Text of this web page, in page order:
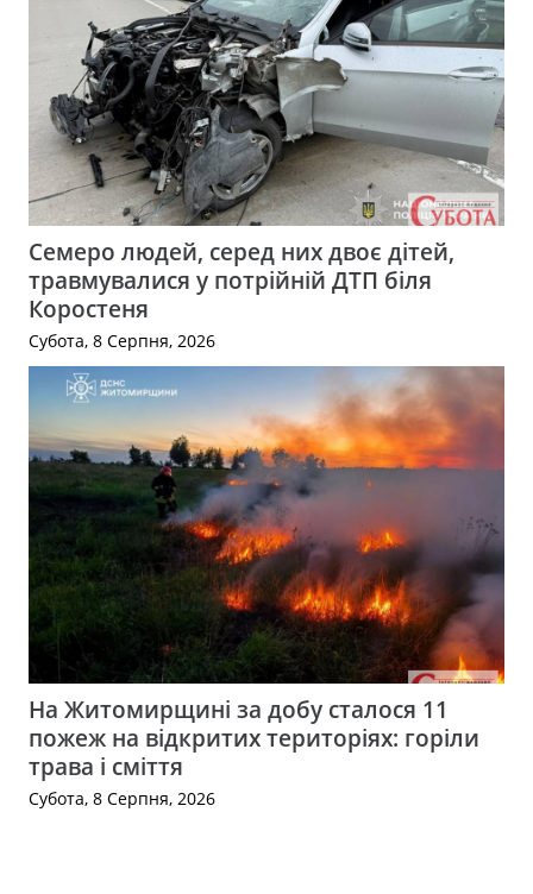
Семеро людей, серед них двоє дітей,
травмувалися у потрійній ДТП біля
Коростеня
Субота, 8 Серпня, 2026
На Житомирщині за добу сталося 11
пожеж на відкритих територіях: горіли
трава і сміття
Субота, 8 Серпня, 2026